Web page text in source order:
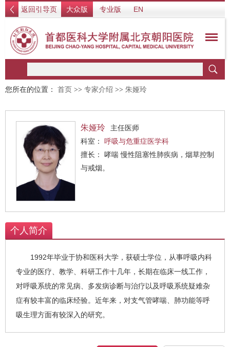
返回引导页 大众版 专业版 EN
您所在的位置： 首页 >> 专家介绍 >> 朱娅玲
朱娅玲
主任医师
科室： 呼吸与危重症医学科
擅长： 哮喘 慢性阻塞性肺疾病，烟草控制
与戒烟。
个人简介
1992年毕业于协和医科大学，获硕士学位，从事呼吸内科
专业的医疗、教学、科研工作十几年，长期在临床一线工作，
对呼吸系统的常见病、多发病诊断与治疗以及呼吸系统疑难杂
症有较丰富的临床经验。近年来，对支气管哮喘、肺功能等呼
吸生理方面有较深入的研究。